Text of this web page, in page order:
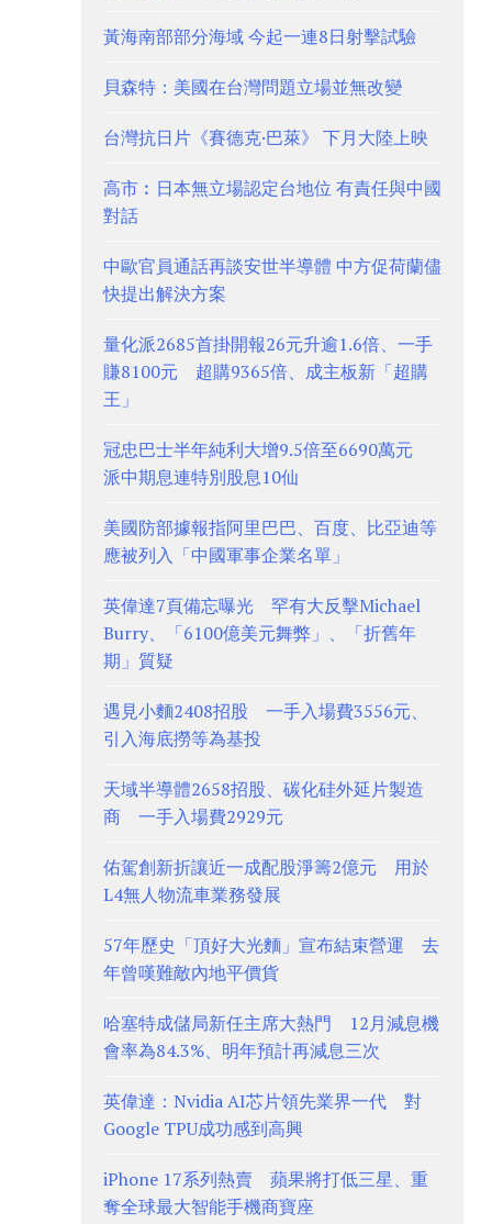
黃海南部部分海域 今起一連8日射擊試驗
貝森特：美國在台灣問題立場並無改變
台灣抗日片《賽德克·巴萊》 下月大陸上映
高市︰日本無立場認定台地位 有責任與中國
對話
中歐官員通話再談安世半導體 中方促荷蘭儘
快提出解決方案
量化派2685首掛開報26元升逾1.6倍、一手
賺8100元 超購9365倍、成主板新「超購
王」
冠忠巴士半年純利大增9.5倍至6690萬元
派中期息連特別股息10仙
美國防部據報指阿里巴巴、百度、比亞迪等
應被列入「中國軍事企業名單」
英偉達7頁備忘曝光 罕有大反擊Michael
Burry、「6100億美元舞弊」、「折舊年
期」質疑
遇見小麵2408招股 一手入場費3556元、
引入海底撈等為基投
天域半導體2658招股、碳化硅外延片製造
商 一手入場費2929元
佑駕創新折讓近一成配股淨籌2億元 用於
L4無人物流車業務發展
57年歷史「頂好大光麵」宣布結束營運 去
年曾嘆難敵內地平價貨
哈塞特成儲局新任主席大熱門 12月減息機
會率為84.3%、明年預計再減息三次
英偉達：Nvidia AI芯片領先業界一代 對
Google TPU成功感到高興
iPhone 17系列熱賣 蘋果將打低三星、重
奪全球最大智能手機商寶座